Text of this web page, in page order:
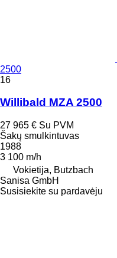
2500
16
Willibald MZA 2500
27 965 € Su PVM
Šakų smulkintuvas
1988
3 100 m/h
Vokietija, Butzbach
Sanisa GmbH
Susisiekite su pardavėju